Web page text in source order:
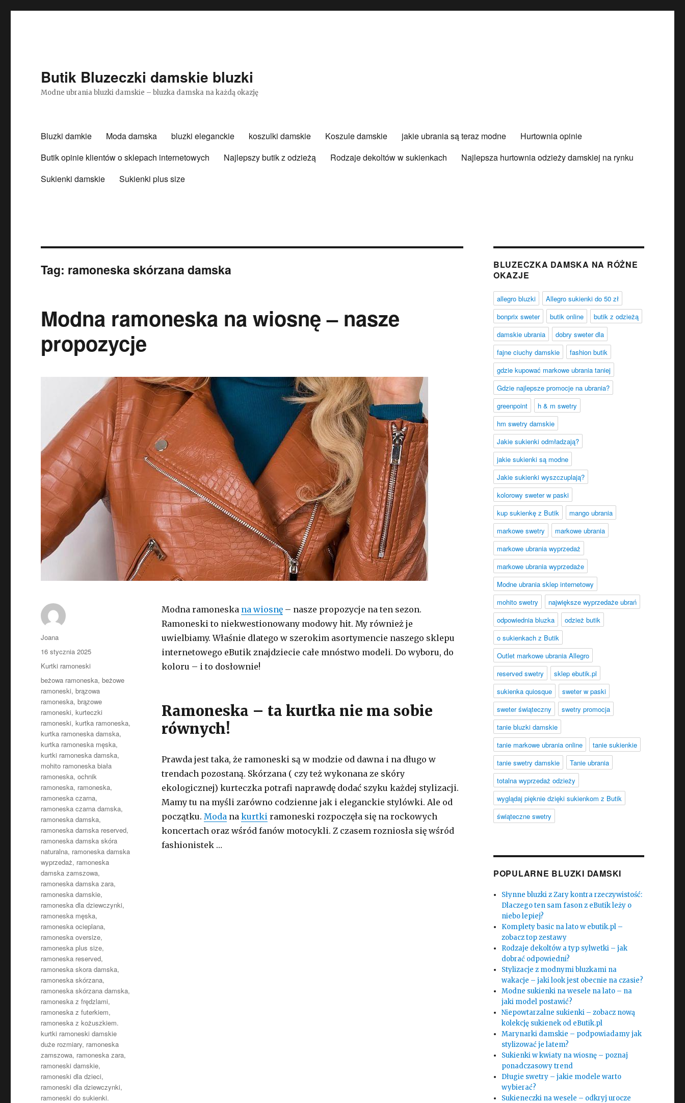
Butik Bluzeczki damskie bluzki
Modne ubrania bluzki damskie – bluzka damska na każdą okazję
Bluzki damkie Moda damska bluzki eleganckie koszulki damskie Koszule damskie jakie ubrania są teraz modne
Hurtownia opinie
Butik opinie klientów o sklepach internetowych
Najlepszy butik z odzieżą Rodzaje dekoltów w sukienkach
Najlepsza hurtownia odzieży damskiej na rynku
Sukienki damskie
Sukienki plus size
Tag: ramoneska skórzana damska
Modna ramoneska na wiosnę – nasze
propozycje
Modna ramoneska na wiosnę– nasze propozycje na ten sezon.
Ramoneski to niekwestionowany modowy hit. My również je
uwielbiamy. Właśnie dlatego w szerokim asortymencie naszego sklepu
internetowego eButik znajdziecie całe mnóstwo modeli. Do wyboru, do
koloru – i to dosłownie!
Ramoneska – ta kurtka nie ma sobie
równych!
Prawda jest taka, że ramoneski są w modzie od dawna i na długo w
trendach pozostaną. Skórzana ( czy też wykonana ze skóry
ekologicznej) kurteczka potrafi naprawdę dodać szyku każdej stylizacji.
Mamy tu na myśli zarówno codzienne jak i eleganckie stylówki. Ale od
początku. Modana kurtkiramoneski rozpoczęła się na rockowych
koncertach oraz wśród fanów motocykli. Z czasem rozniosła się wśród
fashionistek …
Autor
Joana
Opublikowano
16 stycznia 2025
Kategorie
Kurtki ramoneski
Tagi
beżowa ramoneska,beżowe
ramoneski,brązowa
ramoneska,brązowe
ramoneski,kurteczki
ramoneski,kurtka ramoneska,
kurtka ramoneska damska,
kurtka ramoneska męska,
kurtki ramoneska damska,
mohito ramoneska biała
ramoneska,ochnik
ramoneska, ramoneska,
ramoneska czarna,
ramoneska czarna damska,
ramoneska damska,
ramoneska damska reserved,
ramoneska damska skóra
naturalna, ramoneska damska
wyprzedaż, ramoneska
damska zamszowa,
ramoneska damska zara,
ramoneska damskie,
ramoneska dla dziewczynki,
ramoneska męska,
ramoneska ocieplana,
ramoneska oversize,
ramoneska plus size,
ramoneska reserved,
ramoneska skora damska,
ramoneska skórzana,
ramoneska skórzana damska,
ramoneska z frędzlami,
ramoneska z futerkiem,
ramoneska z kożuszkiem.
kurtki ramoneski damskie
duże rozmiary, ramoneska
zamszowa, ramoneska zara,
ramoneski damskie,
ramoneski dla dzieci,
ramoneski dla dziewczynki,
ramoneski do sukienki.
BLUZECZKA DAMSKA NA RÓŻNE
OKAZJE
allegro bluzki
Allegro sukienki do 50 zł
bonprix sweter
butik online
butik z odzieżą
damskie ubrania
dobry sweter dla
fajne ciuchy damskie
fashion butik
gdzie kupować markowe ubrania taniej
Gdzie najlepsze promocje na ubrania?
greenpoint
h & m swetry
hm swetry damskie
Jakie sukienki odmładzają?
jakie sukienki są modne
Jakie sukienki wyszczuplają?
kolorowy sweter w paski
kup sukienkę z Butik
mango ubrania
markowe swetry
markowe ubrania
markowe ubrania wyprzedaż
markowe ubrania wyprzedaże
Modne ubrania sklep internetowy
mohito swetry
największe wyprzedaże ubrań
odpowiednia bluzka
odzież butik
o sukienkach z Butik
Outlet markowe ubrania Allegro
reserved swetry
sklep ebutik.pl
sukienka quiosque
sweter w paski
sweter świąteczny
swetry promocja
tanie bluzki damskie
tanie markowe ubrania online
tanie sukienkie
tanie swetry damskie
Tanie ubrania
totalna wyprzedaż odzieży
wyglądaj pięknie dzięki sukienkom z Butik
świąteczne swetry
POPULARNE BLUZKI DAMSKI
Słynne bluzki z Zary kontra rzeczywistość:
Dlaczego ten sam fason z eButik leży o
niebo lepiej?
Komplety basic na lato w ebutik.pl –
zobacz top zestawy
Rodzaje dekoltów a typ sylwetki – jak
dobrać odpowiedni?
Stylizacje z modnymi bluzkami na
wakacje – jaki look jest obecnie na czasie?
Modne sukienki na wesele na lato – na
jaki model postawić?
Niepowtarzalne sukienki – zobacz nową
kolekcję sukienek od eButik.pl
Marynarki damskie – podpowiadamy jak
stylizować je latem?
Sukienki w kwiaty na wiosnę – poznaj
ponadczasowy trend
Długie swetry – jakie modele warto
wybierać?
Sukieneczki na wesele – odkryj urocze